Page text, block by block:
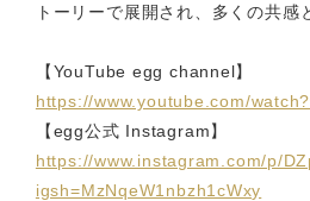
トーリーで展開され、多くの共感
【YouTube egg channel】
https://www.youtube.com/
【egg公式 Instagram】
https://www.instagram.com/p/
igsh=MzNqeW1nbzh1cWxy